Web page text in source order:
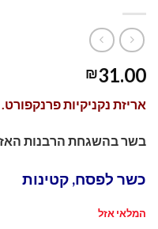
₪31.00
אריזת נקניקיות פרנקפורט.
בשר בהשגחת הרבנות
כשר לפסח, קטינות
המלאי אזל